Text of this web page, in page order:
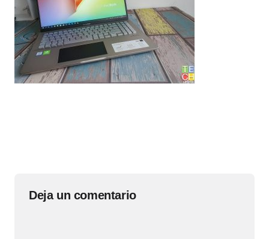
Deja un comentario